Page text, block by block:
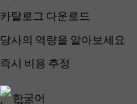
카탈로그 다운로드
당사의 역량을 알아보세요
즉시 비용 추정
한국어